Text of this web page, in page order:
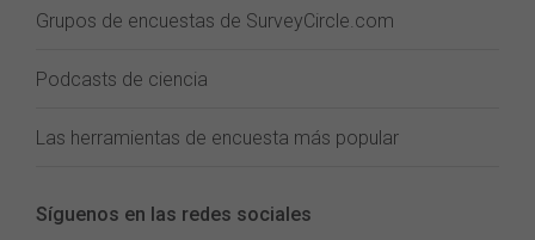
Grupos de encuestas de SurveyCircle.com
Podcasts de ciencia
Las herramientas de encuesta más popular
Síguenos en las redes sociales